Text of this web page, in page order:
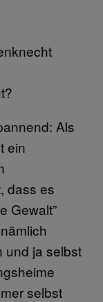
Als
ein
dass es
Gewalt”
und ja selbst
selbst